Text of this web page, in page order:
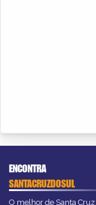
ENCONTRA
SANTACRUZDOSUL
O melhor de Santa